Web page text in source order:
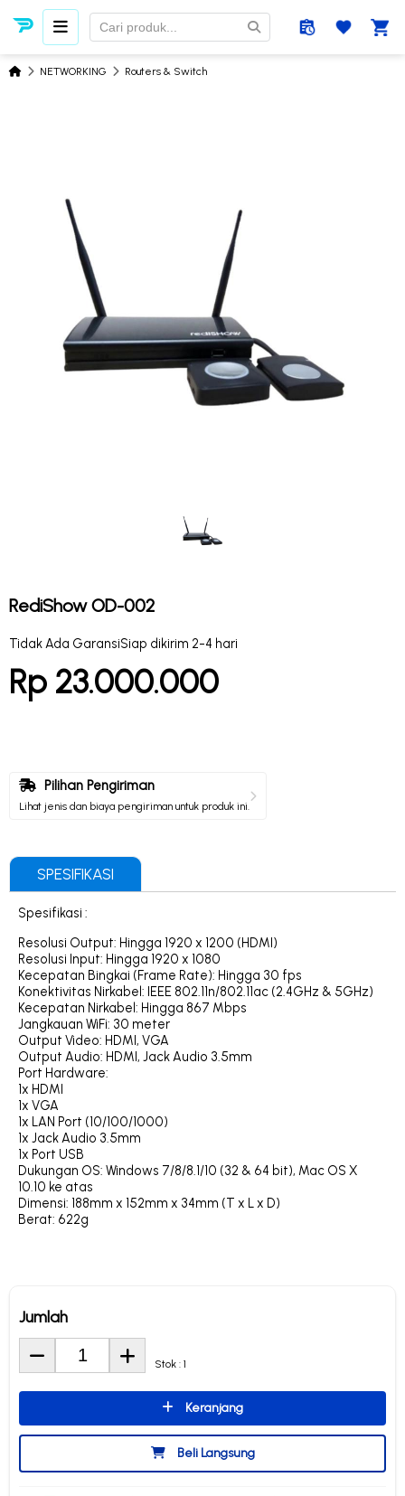
NETWORKING Routers & Switch
RediShow OD-002
Tidak Ada GaransiSiap dikirim 2-4 hari
Rp 23.000.000
Pilihan Pengiriman
Lihat jenis dan biaya pengiriman untuk produk ini.
SPESIFIKASI
Spesifikasi :
Resolusi Output: Hingga 1920 x 1200 (HDMI)
Resolusi Input: Hingga 1920 x 1080
Kecepatan Bingkai (Frame Rate): Hingga 30 fps
Konektivitas Nirkabel: IEEE 802.11n/802.11ac (2.4GHz & 5GHz)
Kecepatan Nirkabel: Hingga 867 Mbps
Jangkauan WiFi: 30 meter
Output Video: HDMI, VGA
Output Audio: HDMI, Jack Audio 3.5mm
Port Hardware:
1x HDMI
1x VGA
1x LAN Port (10/100/1000)
1x Jack Audio 3.5mm
1x Port USB
Dukungan OS: Windows 7/8/8.1/10 (32 & 64 bit), Mac OS X
10.10 ke atas
Dimensi: 188mm x 152mm x 34mm (T x L x D)
Berat: 622g
Jumlah
Stok : 1
Keranjang
Beli Langsung